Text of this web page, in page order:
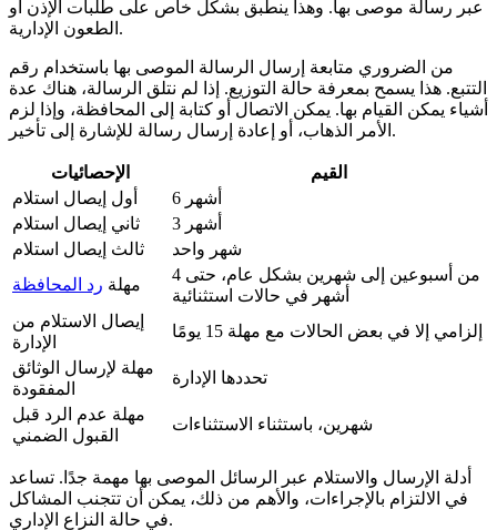
عبر رسالة موصى بها. وهذا ينطبق بشكل خاص على طلبات الإذن أو
الطعون الإدارية.
من الضروري متابعة إرسال الرسالة الموصى بها باستخدام رقم
التتبع. هذا يسمح بمعرفة حالة التوزيع. إذا لم نتلق الرسالة، هناك عدة
أشياء يمكن القيام بها. يمكن الاتصال أو كتابة إلى المحافظة، وإذا لزم
الأمر الذهاب، أو إعادة إرسال رسالة للإشارة إلى تأخير.
الإحصائيات
القيم
أول إيصال استلام
6 أشهر
ثاني إيصال استلام
3 أشهر
ثالث إيصال استلام
شهر واحد
مهلة رد المحافظة
من أسبوعين إلى شهرين بشكل عام، حتى 4
أشهر في حالات استثنائية
إيصال الاستلام من
الإدارة
إلزامي إلا في بعض الحالات مع مهلة 15 يومًا
مهلة لإرسال الوثائق
المفقودة
تحددها الإدارة
مهلة عدم الرد قبل
القبول الضمني
شهرين، باستثناء الاستثناءات
أدلة الإرسال والاستلام عبر الرسائل الموصى بها مهمة جدًا. تساعد
في الالتزام بالإجراءات، والأهم من ذلك، يمكن أن تتجنب المشاكل
في حالة النزاع الإداري.